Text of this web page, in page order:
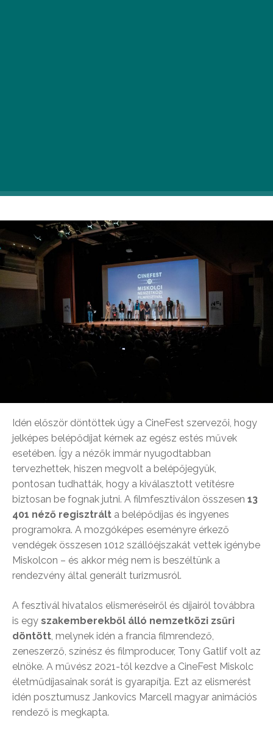
Idén először döntöttek úgy a CineFest szervezői, hogy
jelképes belépődíjat kérnek az egész estés művek
esetében. Így a nézők immár nyugodtabban
tervezhettek, hiszen megvolt a belépőjegyük,
pontosan tudhatták, hogy a kiválasztott vetítésre
biztosan be fognak jutni. A filmfesztiválon összesen 13
401 néző regisztrált a belépődíjas és ingyenes
programokra. A mozgóképes eseményre érkező
vendégek összesen 1012 szállóéjszakát vettek igénybe
Miskolcon – és akkor még nem is beszéltünk a
rendezvény által generált turizmusról.
A fesztivál hivatalos elismeréseiről és díjairól továbbra
is egy szakemberekből álló nemzetközi zsűri
döntött , melynek idén a francia filmrendező,
zeneszerző, színész és filmproducer, Tony Gatlif volt az
elnöke. A művész 2021-től kezdve a CineFest Miskolc
életműdíjasainak sorát is gyarapítja. Ezt az elismerést
idén posztumusz Jankovics Marcell magyar animációs
rendező is megkapta.